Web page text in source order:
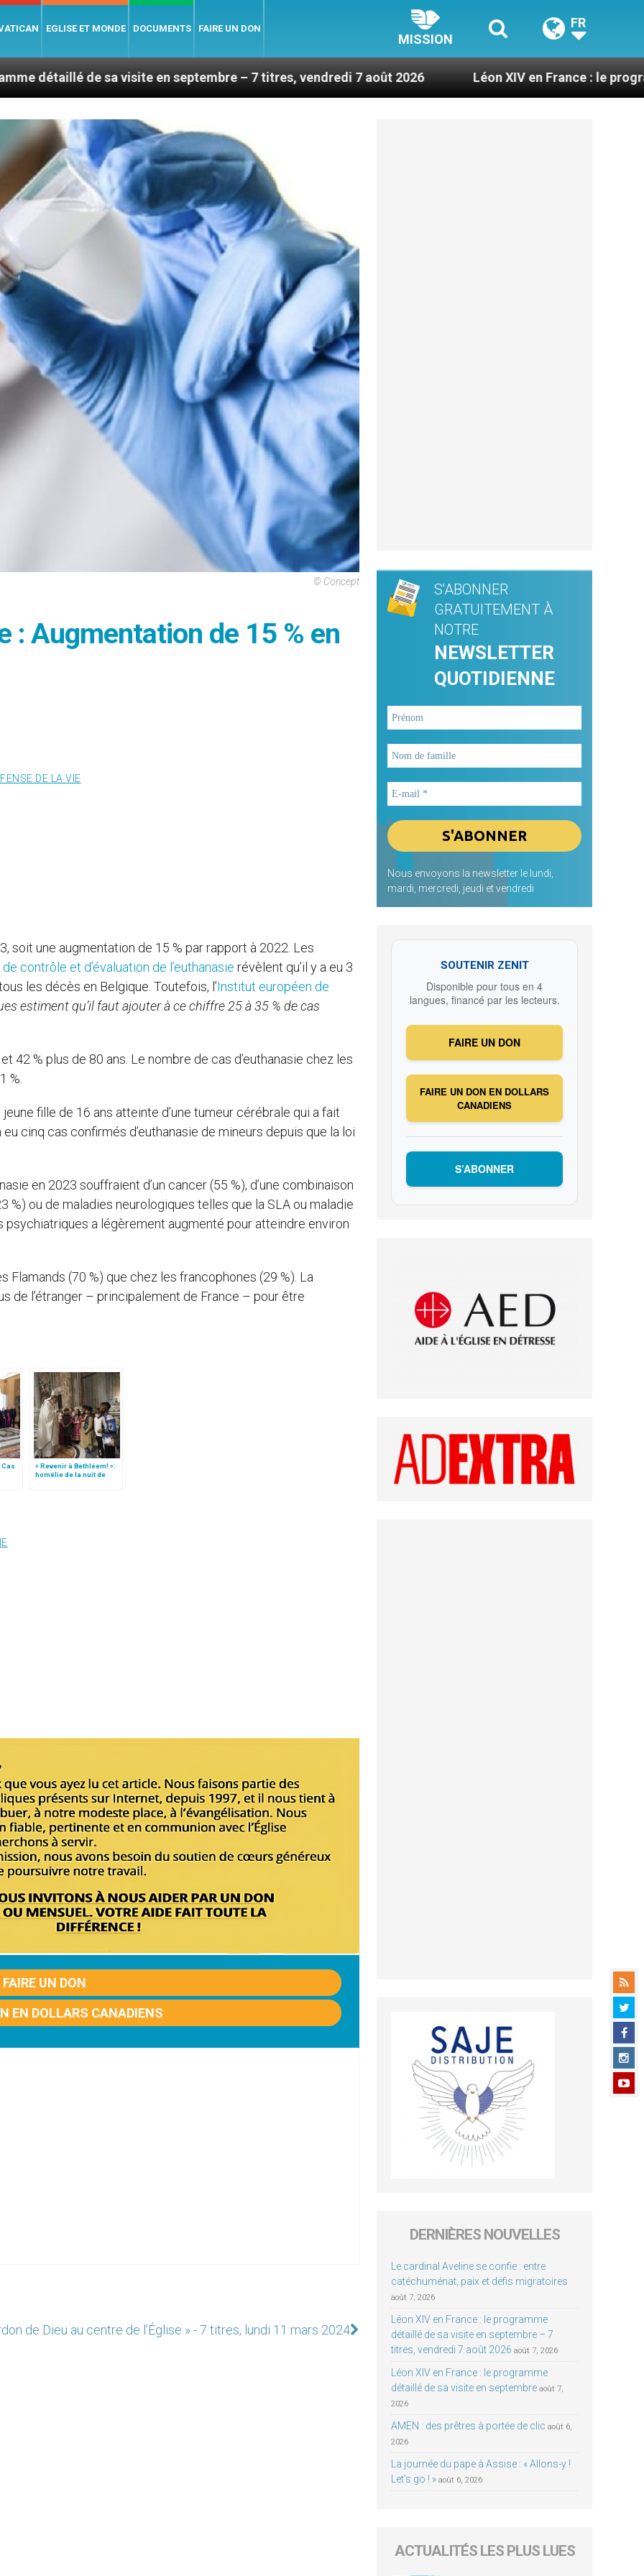
EGLISE ET MONDE DOCUMENTS FAIRE UN DON
MISSION
FR
visite en septembre – 7 titres, vendredi 7 août 2026 Léon XIV en France : le programme détaillé
© Concept
: Augmentation de 15 % en
DE LA VIE
soit une augmentation de 15 % par rapport à 2022. Les
contrôle et d’évaluation de l’euthanasie révèlent qu’il y a eu 3
les décès en Belgique. Toutefois, l’Institut européen de
estiment qu’il faut ajouter à ce chiffre 25 à 35 % de cas
42 % plus de 80 ans. Le nombre de cas d’euthanasie chez les
%.
jeune fille de 16 ans atteinte d’une tumeur cérébrale qui a fait
cinq cas confirmés d’euthanasie de mineurs depuis que la loi
en 2023 souffraient d’un cancer (55 %), d’une combinaison
ou de maladies neurologiques telles que la SLA ou maladie
psychiatriques a légèrement augmenté pour atteindre environ
Flamands (70 %) que chez les francophones (29 %). La
de l’étranger – principalement de France – pour être
Cas
« Revenir à Bethléem! »:
homélie de la nuit de
Noël (texte complet)
FAIRE UN DON
EN DOLLARS CANADIENS
de Dieu au centre de l’Église » - 7 titres, lundi 11 mars 2024
S'ABONNER
GRATUITEMENT À
NOTRE
NEWSLETTER
QUOTIDIENNE
Nous envoyons la newsletter le lundi,
mardi, mercredi, jeudi et vendredi
SOUTENIR ZENIT
Disponible pour tous en 4
langues, financé par les lecteurs.
FAIRE UN DON
FAIRE UN DON EN DOLLARS
CANADIENS
S’ABONNER
DERNIÈRES NOUVELLES
Le cardinal Aveline se confie : entre
catéchuménat, paix et défis migratoires
août 7, 2026
Léon XIV en France : le programme
détaillé de sa visite en septembre – 7
titres, vendredi 7 août 2026 août 7, 2026
Léon XIV en France : le programme
détaillé de sa visite en septembre août 7,
2026
AMEN : des prêtres à portée de clic août 6,
2026
La journée du pape à Assise : « Allons-y !
Let’s go ! » août 6, 2026
ACTUALITÉS LES PLUS LUES